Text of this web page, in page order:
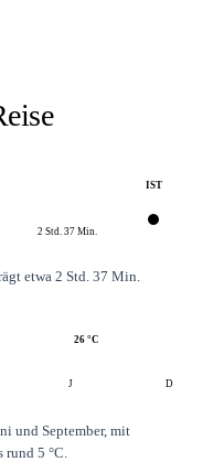
IST
2 Std. 37 Min.
etwa 2 Std. 37 Min.
26°C
J D
und September, mit
5 °C.